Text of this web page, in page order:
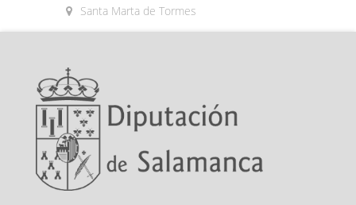
Santa Marta de Tormes